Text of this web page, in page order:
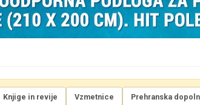
Knjige in revije Vzmetnice Prehranska